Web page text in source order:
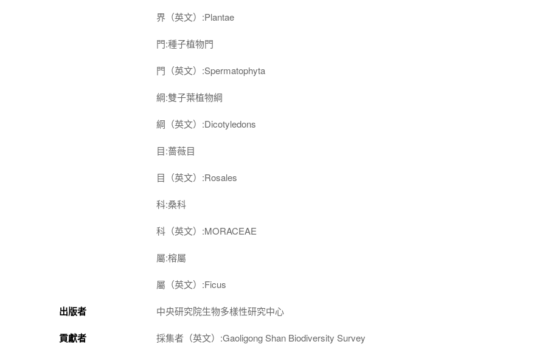
界（英文）:Plantae
門:種子植物門
門（英文）:Spermatophyta
綱:雙子葉植物綱
綱（英文）:Dicotyledons
目:薔薇目
目（英文）:Rosales
科:桑科
科（英文）:MORACEAE
屬:榕屬
屬（英文）:Ficus
出版者 中央研究院生物多樣性研究中心
貢獻者 採集者（英文）:Gaoligong Shan Biodiversity Survey